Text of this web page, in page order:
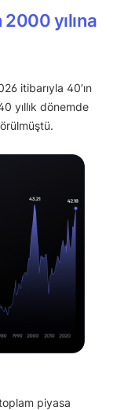
yılına
itibarıyla 40’ın
yıllık dönemde
piyasa